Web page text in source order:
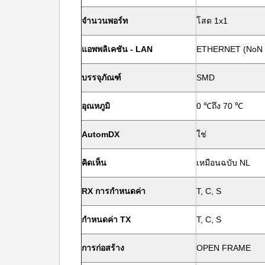
จำนวนพอร์ท โสด 1x1
แอพพลิเคชัน - LAN ETHERNET (NoN
บรรจุภัณฑ์ SMD
อุณหภูมิ 0 ℃ถึง 70 ℃
AutomDX ใช่
คิดเห็น เหมือนฉบับ NL
RX การกำหนดค่า T, C, S
กำหนดค่า TX T, C, S
การก่อสร้าง OPEN FRAME